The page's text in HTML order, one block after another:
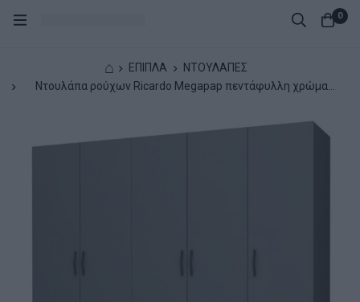
0
⌂ ΕΠΙΠΛΑ
ΝΤΟΥΛΑΠΕΣ
Ντουλάπα ρούχων Ricardo Megapap πεντάφυλλη χρώμα